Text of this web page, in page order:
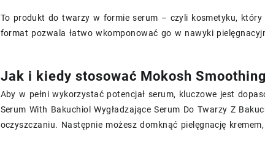
To produkt do twarzy w formie serum – czyli kosmetyku,
format pozwala łatwo wkomponować go w nawyki
Jak i kiedy stosować Mokosh
Aby w pełni wykorzystać potencjał serum, kluczowe jest
Serum With Bakuchiol Wygładzające Serum Do Twarzy Z
oczyszczaniu. Następnie możesz domknąć pielęgnację